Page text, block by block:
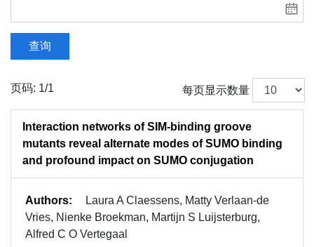
查询
页码: 1/1 每页显示数量
Interaction networks of SIM-binding groove
mutants reveal alternate modes of SUMO binding
and profound impact on SUMO conjugation
Authors:
Laura A Claessens, Matty Verlaan-de
Vries, Nienke Broekman, Martijn S Luijsterburg,
Alfred C O Vertegaal